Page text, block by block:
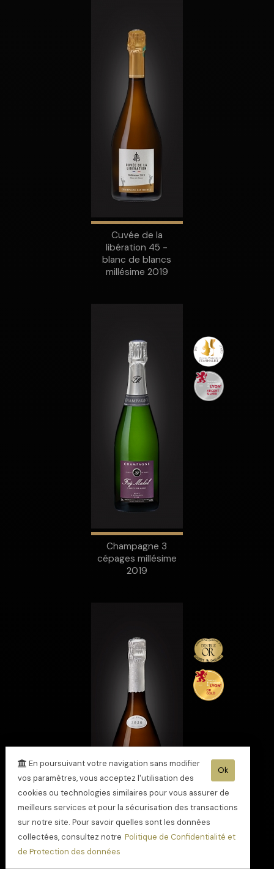
Cuvée de la
libération 45 -
blanc de blancs
millésime 2019
Champagne 3
cépages millésime
2019
Champagne Cuvée
Alexandre 2020
Ok
En poursuivant votre navigation sans modifier
vos paramètres, vous acceptez l'utilisation des
cookies ou technologies similaires pour vous assurer de
meilleurs services et pour la sécurisation des transactions
sur notre site. Pour savoir quelles sont les données
collectées, consultez notre Politique de Confidentialité et
de Protection des données